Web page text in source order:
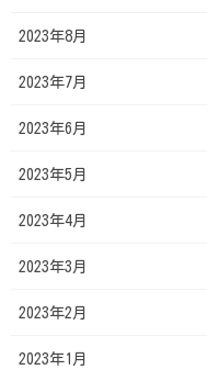
2023年8月
2023年7月
2023年6月
2023年5月
2023年4月
2023年3月
2023年2月
2023年1月